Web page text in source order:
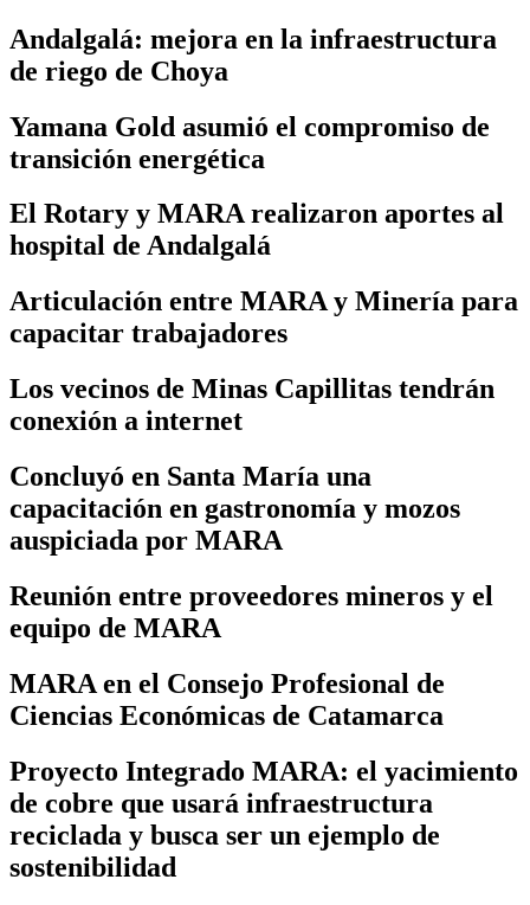
Andalgalá: mejora en la infraestructura
de riego de Choya
Yamana Gold asumió el compromiso de
transición energética
El Rotary y MARA realizaron aportes al
hospital de Andalgalá
Articulación entre MARA y Minería para
capacitar trabajadores
Los vecinos de Minas Capillitas tendrán
conexión a internet
Concluyó en Santa María una
capacitación en gastronomía y mozos
auspiciada por MARA
Reunión entre proveedores mineros y el
equipo de MARA
MARA en el Consejo Profesional de
Ciencias Económicas de Catamarca
Proyecto Integrado MARA: el yacimiento
de cobre que usará infraestructura
reciclada y busca ser un ejemplo de
sostenibilidad